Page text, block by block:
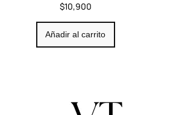
$10,900
Añadir al carrito